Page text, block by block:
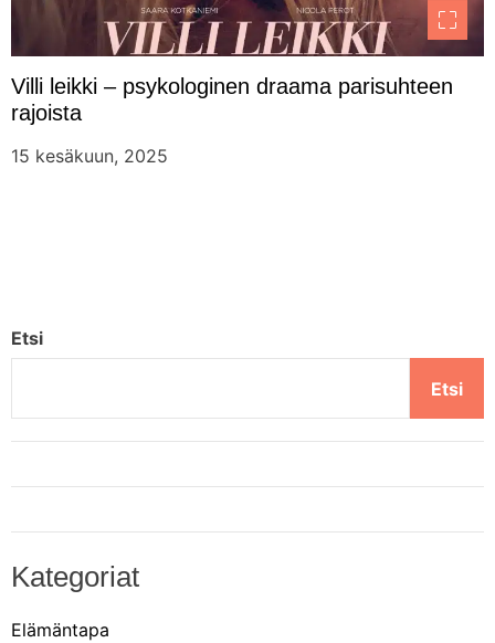
Villi leikki – psykologinen draama parisuhteen
rajoista
15 kesäkuun, 2025
Etsi
Etsi
Kategoriat
Elämäntapa